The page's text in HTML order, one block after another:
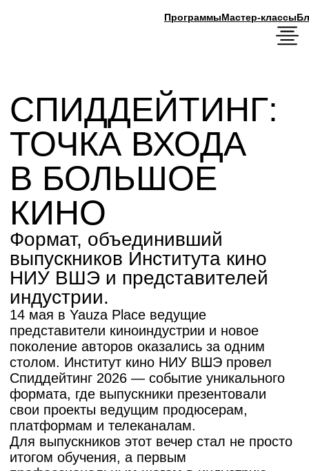
Мастер-классы Блог
ТОЧКА ВХОДА
В БОЛЬШОЕ
КИНО
Формат, объединивший
выпускников Института кино
НИУ ВШЭ и представителей
индустрии.
14 мая в Yauza Place ведущие
представители киноиндустрии и новое
поколение авторов оказались за одним
столом. Институт кино НИУ ВШЭ провел
Спиддейтинг 2026 — событие уникального
формата, где выпускники презентовали
свои проекты ведущим продюсерам,
платформам и телеканалам.
Для выпускников этот вечер стал не просто
итогом обучения, а первым
профессиональным шагом в индустрию.